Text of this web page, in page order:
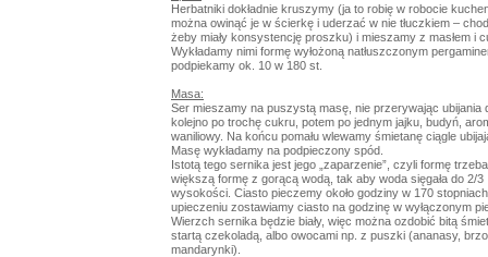
Herbatniki dokładnie kruszymy (ja to robię w robocie
można owinąć je w ścierkę i uderzać w nie tłuczkiem –
żeby miały konsystencję proszku) i mieszamy z masłem i
Wykładamy nimi formę wyłożoną natłuszczonym
podpiekamy ok. 10 w 180 st.
Masa:
Ser mieszamy na puszystą masę, nie przerywając ubijania
kolejno po trochę cukru, potem po jednym jajku, budyń,
waniliowy. Na końcu pomału wlewamy śmietanę ciągle
Masę wykładamy na podpieczony spód.
Istotą tego sernika jest jego „zaparzenie”, czyli formę
większą formę z gorącą wodą, tak aby woda sięgała do 2/3
wysokości. Ciasto pieczemy około godziny w 170
upieczeniu zostawiamy ciasto na godzinę w wyłączonym
Wierzch sernika będzie biały, więc można ozdobić bitą
startą czekoladą, albo owocami np. z puszki (ananasy,
mandarynki).